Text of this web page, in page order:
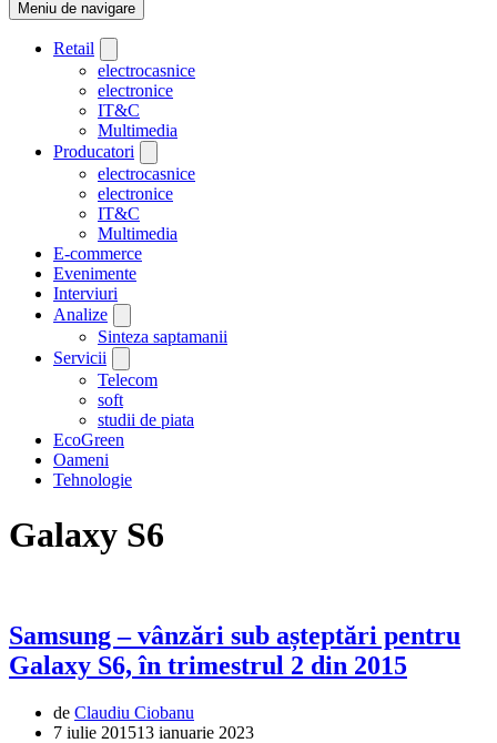
Meniu de navigare
Retail
electrocasnice
electronice
IT&C
Multimedia
Producatori
electrocasnice
electronice
IT&C
Multimedia
E-commerce
Evenimente
Interviuri
Analize
Sinteza saptamanii
Servicii
Telecom
soft
studii de piata
EcoGreen
Oameni
Tehnologie
Galaxy S6
Samsung – vânzări sub așteptări pentru
Galaxy S6, în trimestrul 2 din 2015
de Claudiu Ciobanu
7 iulie 201513 ianuarie 2023